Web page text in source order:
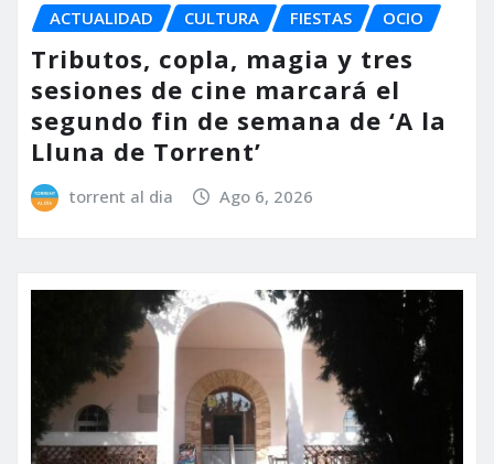
ACTUALIDAD CULTURA FIESTAS OCIO
Tributos, copla, magia y tres
sesiones de cine marcará el
segundo fin de semana de ‘A la
Lluna de Torrent’
torrent al dia Ago 6, 2026